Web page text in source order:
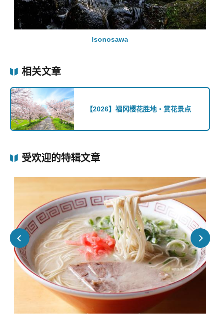
Isonosawa
相关文章
【2026】福冈樱花胜地・赏花景点
受欢迎的特辑文章